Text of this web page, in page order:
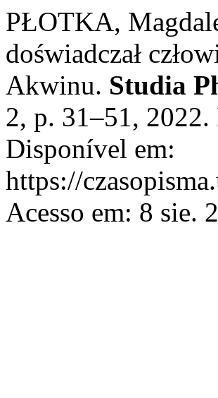
PŁOTKA,
doświadczał
Akwinu. Studia
2, p. 31–51,
Disponível em:
https://
Acesso em: 8 sie.